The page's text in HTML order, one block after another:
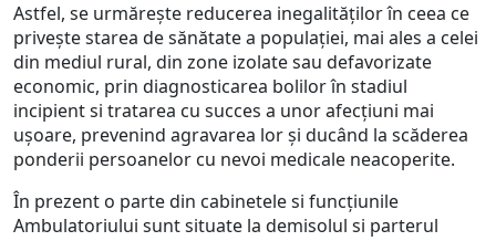
Astfel, se urmărește reducerea inegalităților în ceea ce
privește starea de sănătate a populației, mai ales a celei
din mediul rural, din zone izolate sau defavorizate
economic, prin diagnosticarea bolilor în stadiul
incipient si tratarea cu succes a unor afecțiuni mai
ușoare, prevenind agravarea lor și ducând la scăderea
ponderii persoanelor cu nevoi medicale neacoperite.
În prezent o parte din cabinetele si funcțiunile
Ambulatoriului sunt situate la demisolul si parterul